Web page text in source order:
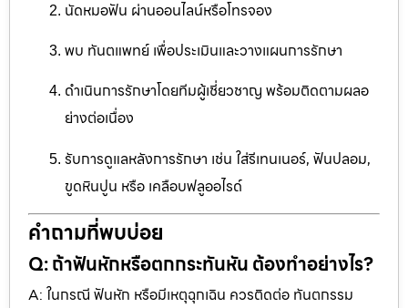
นัดหมอฟัน ผ่านออนไลน์หรือโทรจอง
พบ ทันตแพทย์ เพื่อประเมินและวางแผนการรักษา
ดำเนินการรักษาโดยทีมผู้เชี่ยวชาญ พร้อมติดตามผลอ
ย่างต่อเนื่อง
รับการดูแลหลังการรักษา เช่น ใส่รีเทนเนอร์, ฟันปลอม,
ขูดหินปูน หรือ เคลือบฟลูออไรด์
คำถามที่พบบ่อย
Q: ถ้าฟันหักหรือตกกระทันหัน ต้องทำอย่างไร?
A: ในกรณี ฟันหัก หรือมีเหตุฉุกเฉิน ควรติดต่อ ทันตกรรม